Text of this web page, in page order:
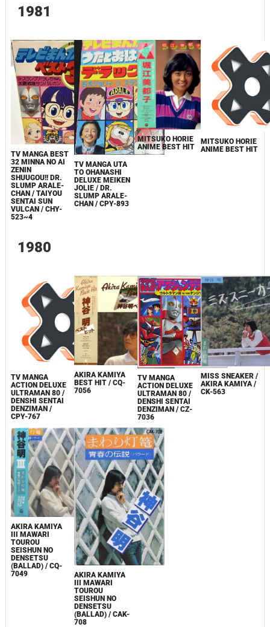
1981
TV MANGA BEST
32 MINNA NO AI
ZENIN
SHUUGOU!! DR.
SLUMP ARALE-
CHAN / TAIYOU
SENTAI SUN
VULCAN / CHY-
523~4
TV MANGA UTA
TO OHANASHI
DELUXE MEIKEN
JOLIE / DR.
SLUMP ARALE-
CHAN / CPY-893
MITSUKO HORIE
ANIME BEST HIT
MITSUKO HORIE
ANIME BEST HIT
1980
TV MANGA
ACTION DELUXE
ULTRAMAN 80 /
DENSHI SENTAI
DENZIMAN /
CPY-767
AKIRA KAMIYA
BEST HIT / CQ-
7056
TV MANGA
ACTION DELUXE
ULTRAMAN 80 /
DENSHI SENTAI
DENZIMAN / CZ-
7036
MISS SNEAKER /
AKIRA KAMIYA /
CK-563
AKIRA KAMIYA
III MAWARI
TOUROU
SEISHUN NO
DENSETSU
(BALLAD) / CQ-
7049
AKIRA KAMIYA
III MAWARI
TOUROU
SEISHUN NO
DENSETSU
(BALLAD) / CAK-
708